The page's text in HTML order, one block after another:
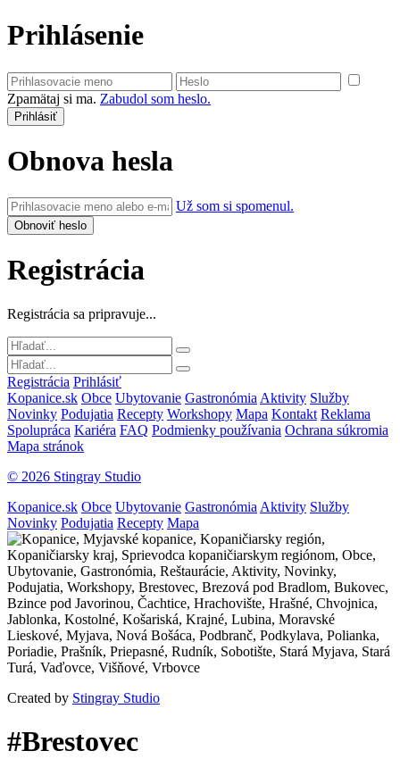
Prihlásenie
Zpamätaj si ma. Zabudol som heslo.
Obnova hesla
Už som si spomenul.
Registrácia
Registrácia sa pripravuje...
Registrácia Prihlásiť
Kopanice.sk Obce Ubytovanie Gastronómia Aktivity Služby
Novinky Podujatia Recepty Workshopy Mapa Kontakt Reklama
Spolupráca Kariéra FAQ Podmienky používania Ochrana súkromia
Mapa stránok
© 2026 Stingray Studio
Kopanice.sk Obce Ubytovanie Gastronómia Aktivity Služby
Novinky Podujatia Recepty Mapa
Created by Stingray Studio
#Brestovec